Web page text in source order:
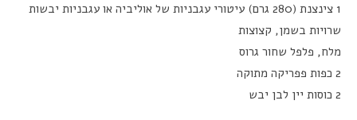
1 צינצנת (280 גרם) עיטורי עגבניות של אוליביה או עגבניות יבשות
שרויות בשמן, קצוצות
מלח, פלפל שחור גרוס
2 כפות פפריקה מתוקה
2 כוסות יין לבן יבש